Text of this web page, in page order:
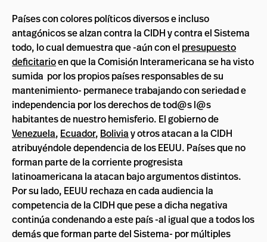
Países con colores políticos diversos e incluso
antagónicos se alzan contra la CIDH y contra el Sistema
todo, lo cual demuestra que -aún con el presupuesto
deficitarioen que la Comisión Interamericana se ha visto
sumida por los propios países responsables de su
mantenimiento- permanece trabajando con seriedad e
independencia por los derechos de tod@s l@s
habitantes de nuestro hemisferio. El gobierno de
Venezuela, Ecuador, Boliviay otros atacan a la CIDH
atribuyéndole dependencia de los EEUU. Países que no
forman parte de la corriente progresista
latinoamericana la atacan bajo argumentos distintos.
Por su lado, EEUU rechaza en cada audiencia la
competencia de la CIDH que pese a dicha negativa
continúa condenando a este país -al igual que a todos los
demás que forman parte del Sistema- por múltiples